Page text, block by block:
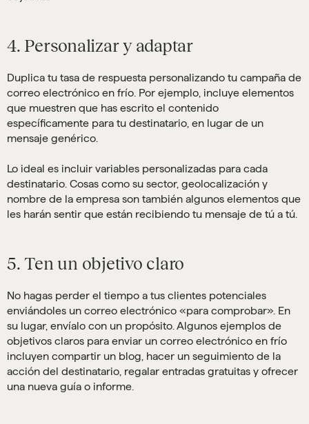
4. Personalizar y adaptar
Duplica tu tasa de respuesta personalizando tu campaña de
correo electrónico en frío. Por ejemplo, incluye elementos
que muestren que has escrito el contenido
específicamente para tu destinatario, en lugar de un
mensaje genérico.
Lo ideal es incluir variables personalizadas para cada
destinatario. Cosas como su sector, geolocalización y
nombre de la empresa son también algunos elementos que
les harán sentir que están recibiendo tu mensaje de tú a tú.
5. Ten un objetivo claro
No hagas perder el tiempo a tus clientes potenciales
enviándoles un correo electrónico «para comprobar». En
su lugar, envíalo con un propósito. Algunos ejemplos de
objetivos claros para enviar un correo electrónico en frío
incluyen compartir un blog, hacer un seguimiento de la
acción del destinatario, regalar entradas gratuitas y ofrecer
una nueva guía o informe.